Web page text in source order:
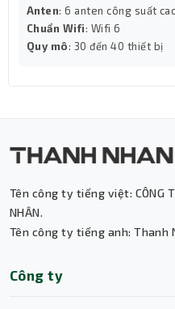
Anten: 6 anten công suất
Chuẩn Wifi: Wifi 6
Quy mô: 30 đến 40 thiết bị
Tên công ty tiếng việt: CÔNG
NHÂN.
Tên công ty tiếng anh: Thanh
Công ty